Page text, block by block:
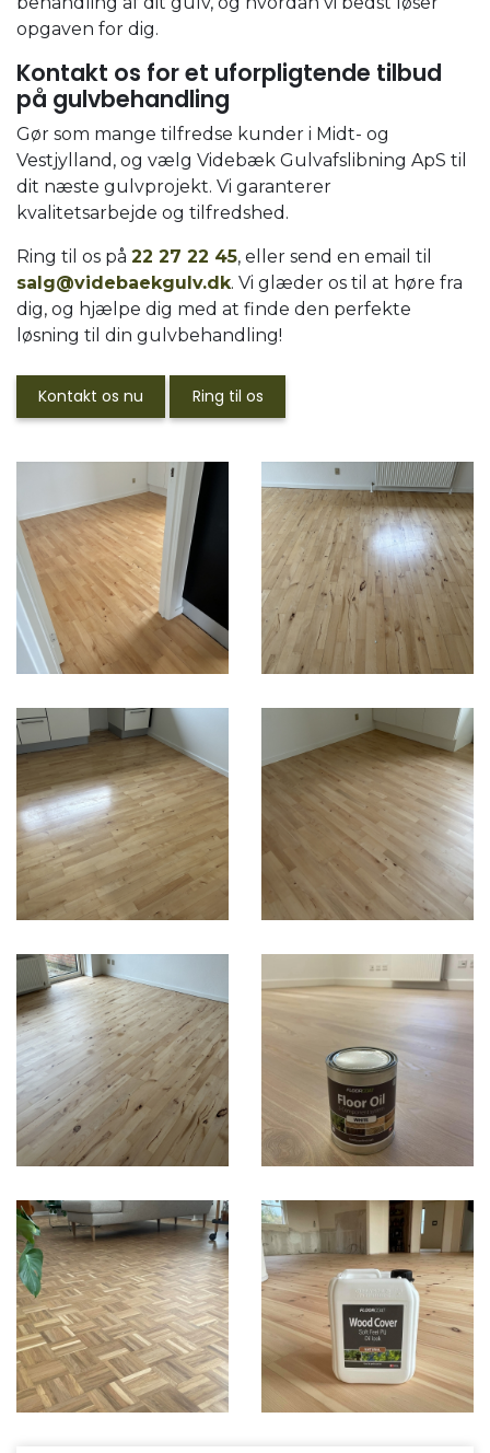
opgaven for dig.​​
Kontakt os for et uforpligtende tilbud
på gulvbehandling
Gør som mange tilfredse kunder i Midt- og
Vestjylland, og vælg Videbæk Gulvafslibning ApS til
dit næste gulvprojekt. Vi garanterer
kvalitetsarbejde og tilfredshed.
Ring til os på 22 27 22 45, eller send en email til
salg@videbaekgulv.dk. Vi glæder os til at høre fra
dig, og hjælpe dig med at finde den perfekte
løsning til din gulvbehandling!
Kontakt os nu Ring til os